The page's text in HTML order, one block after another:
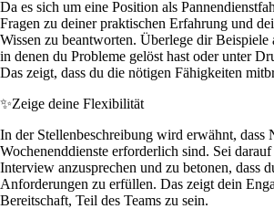
Da es sich um eine Position als
Fragen zu deiner praktischen Erfahrung und
Wissen zu beantworten. Überlege dir Beispiele
in denen du Probleme gelöst hast oder unter
Das zeigt, dass du die nötigen Fähigkeiten
✨Zeige deine Flexibilität
In der Stellenbeschreibung wird erwähnt, dass
Wochenenddienste erforderlich sind. Sei
Interview anzusprechen und zu betonen, dass
Anforderungen zu erfüllen. Das zeigt dein
Bereitschaft, Teil des Teams zu sein.